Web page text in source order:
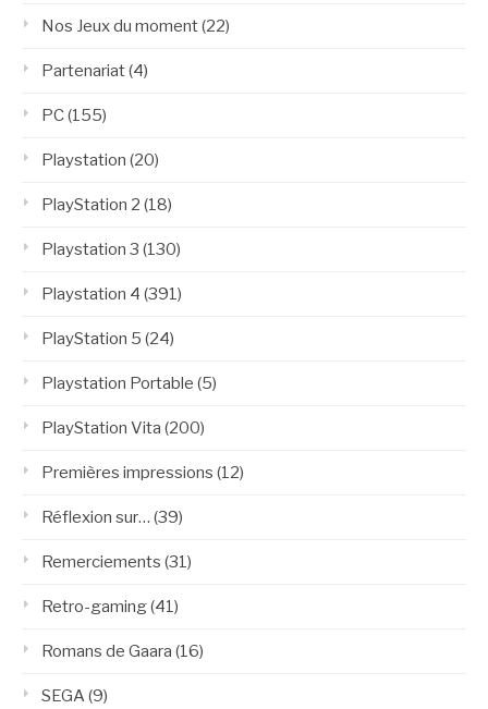
Nos Jeux du moment(22)
Partenariat(4)
PC(155)
Playstation (20)
PlayStation 2 (18)
Playstation 3 (130)
Playstation 4 (391)
PlayStation 5 (24)
Playstation Portable (5)
PlayStation Vita (200)
Premières impressions (12)
Réflexion sur… (39)
Remerciements (31)
Retro-gaming(41)
Romans de Gaara (16)
SEGA(9)